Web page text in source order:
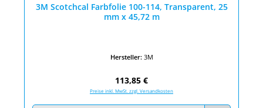
3M Scotchcal Farbfolie 100-114, Transparent, 25
mm x 45,72 m
Hersteller: 3M
Regulärer Preis:
113,85 €
Preise inkl. MwSt. zzgl. Versandkosten